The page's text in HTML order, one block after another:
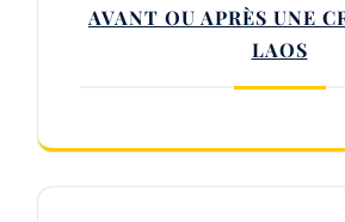
AVANT OU APRÈS UNE
LAOS